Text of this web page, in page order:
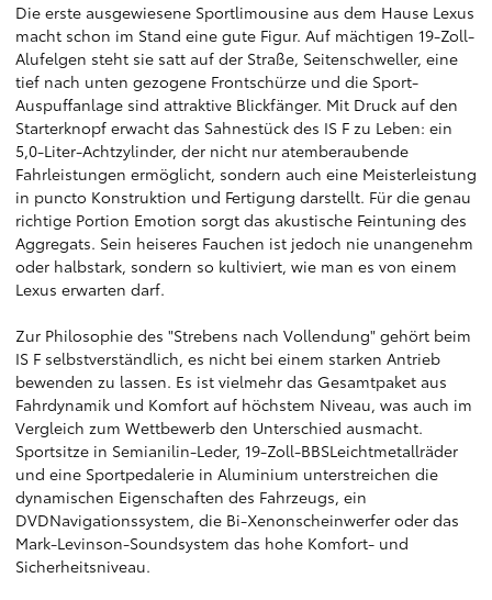
Die erste ausgewiesene Sportlimousine aus dem Hause Lexus
macht schon im Stand eine gute Figur. Auf mächtigen 19-Zoll-
Alufelgen steht sie satt auf der Straße, Seitenschweller, eine
tief nach unten gezogene Frontschürze und die Sport-
Auspuffanlage sind attraktive Blickfänger. Mit Druck auf den
Starterknopf erwacht das Sahnestück des IS F zu Leben: ein
5,0-Liter-Achtzylinder, der nicht nur atemberaubende
Fahrleistungen ermöglicht, sondern auch eine Meisterleistung
in puncto Konstruktion und Fertigung darstellt. Für die genau
richtige Portion Emotion sorgt das akustische Feintuning des
Aggregats. Sein heiseres Fauchen ist jedoch nie unangenehm
oder halbstark, sondern so kultiviert, wie man es von einem
Lexus erwarten darf.
Zur Philosophie des "Strebens nach Vollendung" gehört beim
IS F selbstverständlich, es nicht bei einem starken Antrieb
bewenden zu lassen. Es ist vielmehr das Gesamtpaket aus
Fahrdynamik und Komfort auf höchstem Niveau, was auch im
Vergleich zum Wettbewerb den Unterschied ausmacht.
Sportsitze in Semianilin-Leder, 19-Zoll-BBSLeichtmetallräder
und eine Sportpedalerie in Aluminium unterstreichen die
dynamischen Eigenschaften des Fahrzeugs, ein
DVDNavigationssystem, die Bi-Xenonscheinwerfer oder das
Mark-Levinson-Soundsystem das hohe Komfort- und
Sicherheitsniveau.